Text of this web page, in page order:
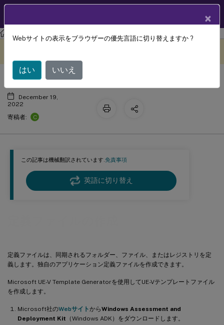
Profile Management Profile Management 2209
この記事は機械翻訳されています.免責事項
英語に切り替え
定義ファイルは、同期されるフォルダー、ファイル、またはレジストリを定
義します。独自のアプリケーション定義ファイルを作成できます。
Microsoft UE-V Template Generatorを使用してUE-Vテンプレートファイル
を作成します。
Microsoft社のWebサイトからWindows Assessment and
Deployment Kit （Windows ADK）をダウンロードします。
定義ファイルの作成
December 19,
2022
寄稿者:
C
×
Webサイトの表示をブラウザーの優先言語に切り替えますか ?
はい いいえ